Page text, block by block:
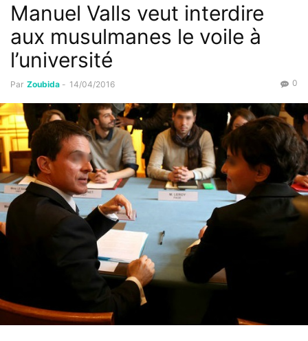
Manuel Valls veut interdire
aux musulmanes le voile à
l’université
Par Zoubida - 14/04/2016 0